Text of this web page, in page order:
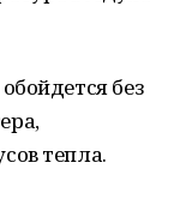
без
тепла.